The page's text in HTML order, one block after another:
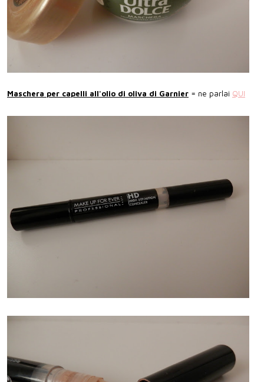
Maschera per capelli all'olio di oliva di Garnier = ne parlai QUI